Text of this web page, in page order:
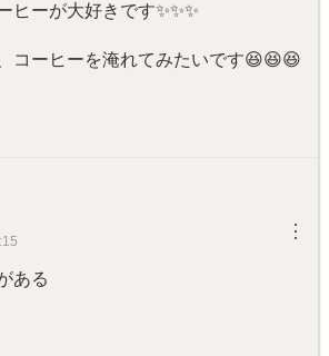
ヒーが大好きです✨✨✨
コーヒーを淹れてみたいです😆😆😆
︙
ある